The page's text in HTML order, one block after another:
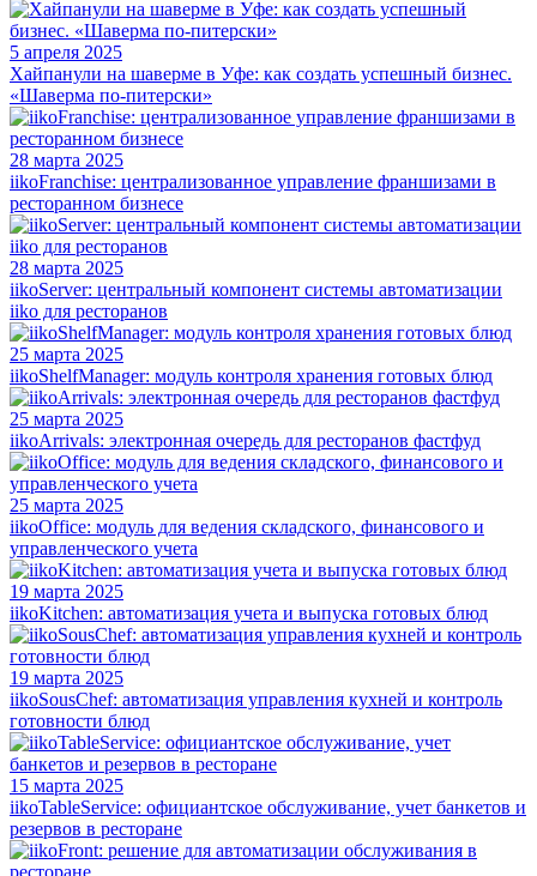
5 апреля 2025
Хайпанули на шаверме в Уфе: как создать успешный бизнес.
«Шаверма по-питерски»
28 марта 2025
iikoFranchise: централизованное управление франшизами в
ресторанном бизнесе
28 марта 2025
iikoServer: центральный компонент системы автоматизации
iiko для ресторанов
25 марта 2025
iikoShelfManager: модуль контроля хранения готовых блюд
25 марта 2025
iikoArrivals: электронная очередь для ресторанов фастфуд
25 марта 2025
iikoOffice: модуль для ведения складского, финансового и
управленческого учета
19 марта 2025
iikoKitchen: автоматизация учета и выпуска готовых блюд
19 марта 2025
iikoSousChef: автоматизация управления кухней и контроль
готовности блюд
15 марта 2025
iikoTableService: официантское обслуживание, учет банкетов и
резервов в ресторане